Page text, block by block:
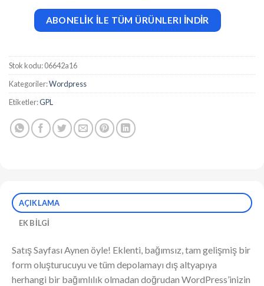
ABONELİK İLE TÜM ÜRÜNLERI İNDİR
Stok kodu:06642a16
Kategoriler:Wordpress
Etiketler:GPL
AÇIKLAMA
EK BILGI
Satış Sayfası Aynen öyle! Eklenti, bağımsız, tam gelişmiş bir
form oluşturucuyu ve tüm depolamayı dış altyapıya
herhangi bir bağımlılık olmadan doğrudan WordPress’inizin